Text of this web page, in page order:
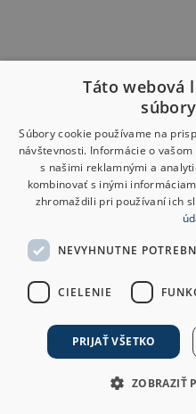
Táto webová
Súbory cookie používame na
návštevnosti. Informácie o
s našimi reklamnými a
kombinovať s inými
zhromaždili pri používaní ich
NEVYHNUTNE
CIELENIE
PRIJAŤ VŠETKO
ZOBRAZIŤ